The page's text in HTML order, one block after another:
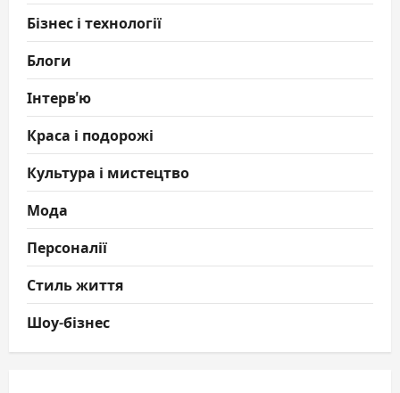
Бізнес і технології
Блоги
Інтерв'ю
Краса і подорожі
Культура і мистецтво
Мода
Персоналії
Стиль життя
Шоу-бізнес